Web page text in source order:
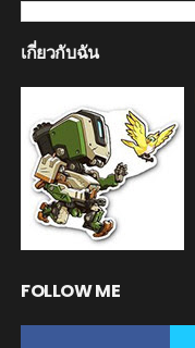
เกี่ยวกับฉัน
FOLLOW ME